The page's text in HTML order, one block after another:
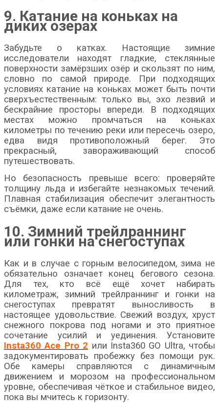
9. Катание на коньках на
диких озерах
Забудьте о катках. Настоящие зимние
исследователи находят гладкие, стеклянные
поверхности замёрзших озёр и скользят по ним,
словно по самой природе. При подходящих
условиях катание на конькахможет быть почти
сверхъестественным: только вы, эхо лезвий и
бескрайние просторы впереди. В подходящих
местах можно промчаться на коньках
километры по течению реки или пересечь озеро,
едва видя противоположный берег. Это
прекрасный, завораживающий способ
путешествовать.
Но безопасность превыше всего: проверяйте
толщину льда и избегайте незнакомых течений.
Плавная стабилизация обеспечит элегантность
съёмки, даже если катание не очень.
10. Зимний трейлраннинг
или гонки на снегоступах
Как и в случае с горным велосипедом, зима не
обязательно означает конец бегового сезона.
Для тех, кто всё ещё хочет набирать
километраж, зимний трейлраннинг и гонки на
снегоступах превратят выносливость в
настоящее удовольствие. Свежий воздух, хруст
снежного покрова под ногами и это приятное
сочетание усилий и уединения. Установите
Insta360 Ace Pro 2 или Insta360 GO Ultra, чтобы
задокументировать пробежку без помощи рук.
Обе камеры справляются с динамичным
движением и морозом на профессиональном
уровне, обеспечивая чёткое и стабильное видео,
пока вы мчитесь к горизонту.